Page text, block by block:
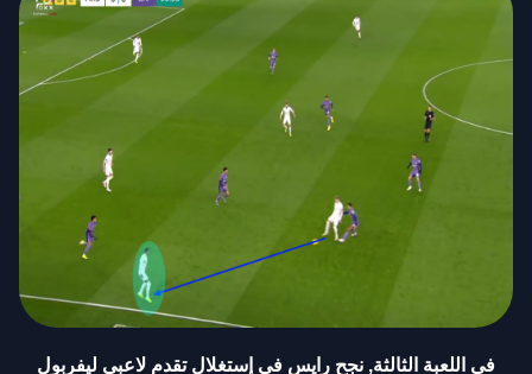
في اللعبة الثالثة, نجح رايس في إستغلال تقدم لاعبي ليفربول